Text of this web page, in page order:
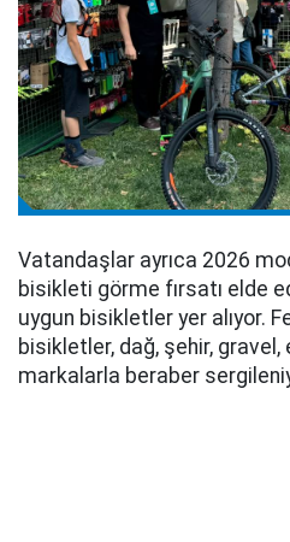
Vatandaşlar ayrıca 2026
bisikleti görme fırsatı elde
uygun bisikletler yer alıyor.
bisikletler, dağ, şehir, gravel,
markalarla beraber